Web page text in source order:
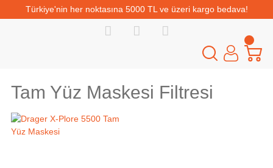
Türkiye'nin her noktasına 5000 TL ve üzeri kargo bedava!
Tam Yüz Maskesi Filtresi